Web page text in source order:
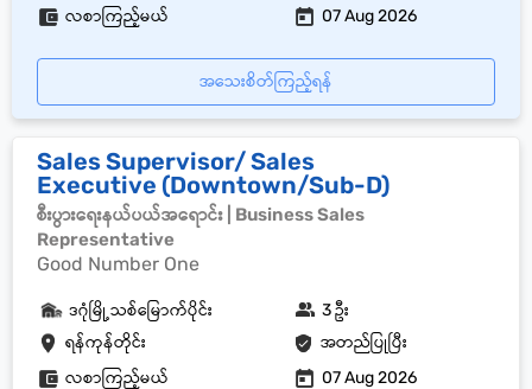
လစာကြည့်မယ် 07 Aug 2026
အသေးစိတ်ကြည့်ရန်
Sales Supervisor/ Sales
Executive (Downtown/Sub-D)
စီးပွားရေးနယ်ပယ်အရောင်း | Business Sales
Representative
Good Number One
ရန်ကုန်တိုင်း အတည်ပြုပြီး
ဒဂုံမြို့သစ်မြောက်ပိုင်း 3 ဦး
လစာကြည့်မယ် 07 Aug 2026